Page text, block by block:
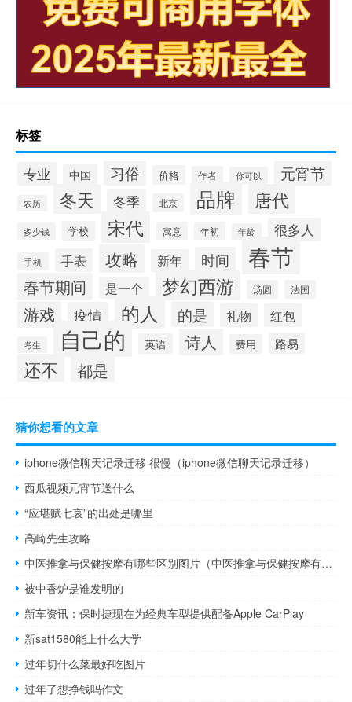
标签
专业 中国 习俗 价格 作者 你可以 元宵节
农历 冬天 冬季 北京 品牌 唐代
多少钱 学校 宋代 寓意 年初 年龄 很多人
手机 手表 攻略 新年 时间 春节
春节期间 是一个 梦幻西游 汤圆 法国
游戏 疫情 的人 的是 礼物 红包
考生 自己的 英语 诗人 费用 路易
还不 都是
猜你想看的文章
iphone微信聊天记录迁移 很慢（iphone微信聊天记录迁移）
西瓜视频元宵节送什么
“应堪赋七哀”的出处是哪里
高崎先生攻略
中医推拿与保健按摩有哪些区别图片（中医推拿与保健按摩有哪些区别）
被中香炉是谁发明的
新车资讯：保时捷现在为经典车型提供配备Apple CarPlay
新sat1580能上什么大学
过年切什么菜最好吃图片
过年了想挣钱吗作文